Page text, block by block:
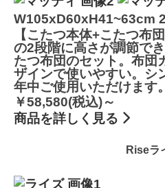
W105xD60xH41~63cm
【こたつ本体+こたつ布
の2段階に高さが調節で
たつ布団のセット。布団
ザインで使いやすい。シ
年中ご使用いただけます。
￥58,580(税込)～
商品を詳しく見る
Riseラ